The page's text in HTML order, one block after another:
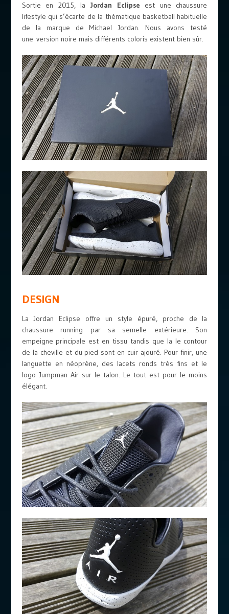
Sortie en 2015, la Jordan Eclipse est une chaussure
lifestyle qui s’écarte de la thématique basketball habituelle
de la marque de Michael Jordan. Nous avons testé
une version noire mais différents coloris existent bien sûr.
DESIGN
La Jordan Eclipse offre un style épuré, proche de la
chaussure running par sa semelle extérieure. Son
empeigne principale est en tissu tandis que la le contour
de la cheville et du pied sont en cuir ajouré. Pour finir, une
languette en néoprène, des lacets ronds très fins et le
logo Jumpman Air sur le talon. Le tout est pour le moins
élégant.